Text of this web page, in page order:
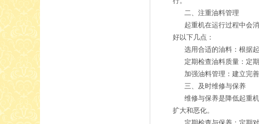
二、注重油料管理
起重机在运行过程中会消
好以下几点：
选用合适的油料：根据起
定期检查油料质量：定期
加强油料管理：建立完善
三、及时维修与保养
维修与保养是降低起重机
扩大和恶化。